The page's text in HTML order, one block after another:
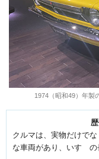
1974（昭和49）年製
クルマは、実物だけで
な車両があり、いすゞ